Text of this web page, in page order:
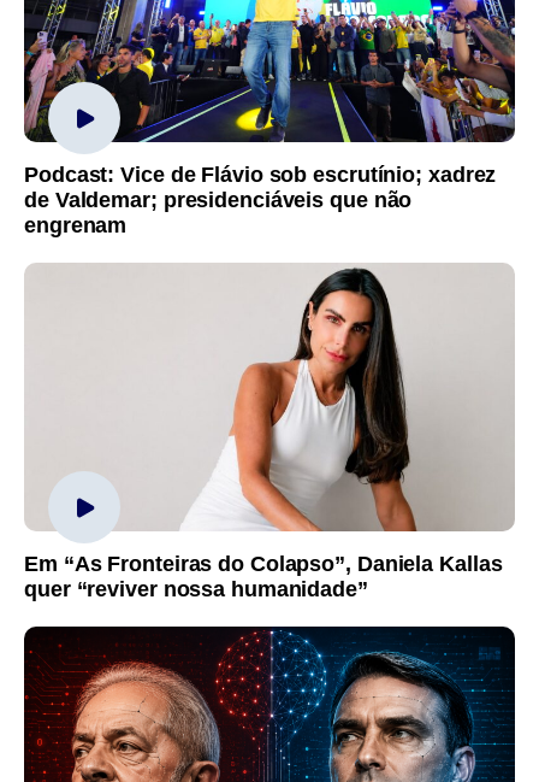
Podcast: Vice de Flávio sob escrutínio; xadrez
de Valdemar; presidenciáveis que não
engrenam
Em “As Fronteiras do Colapso”, Daniela Kallas
quer “reviver nossa humanidade”